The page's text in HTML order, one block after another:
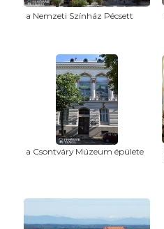
a Nemzeti Színház Pécsett
a Csontváry Múzeum épülete